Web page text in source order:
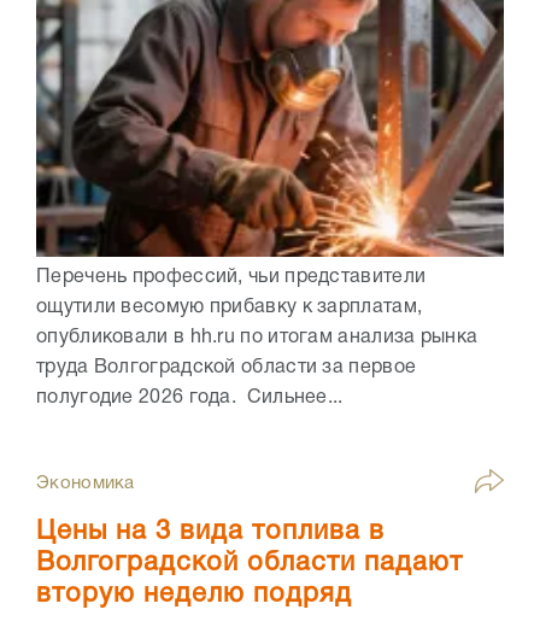
Перечень профессий, чьи представители
ощутили весомую прибавку к зарплатам,
опубликовали в hh.ru по итогам анализа рынка
труда Волгоградской области за первое
полугодие 2026 года. Сильнее...
Экономика
Цены на 3 вида топлива в
Волгоградской области падают
вторую неделю подряд